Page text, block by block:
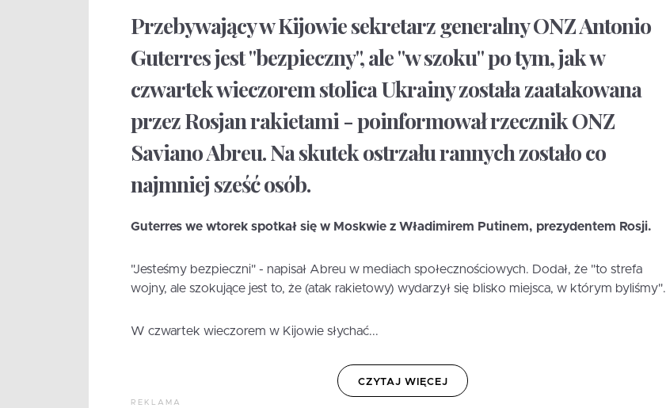
Przebywający w Kijowie sekretarz generalny ONZ Antonio
Guterres jest "bezpieczny", ale "w szoku" po tym, jak w
czwartek wieczorem stolica Ukrainy została zaatakowana
przez Rosjan rakietami - poinformował rzecznik ONZ
Saviano Abreu. Na skutek ostrzału rannych zostało co
najmniej sześć osób.
Guterres we wtorek spotkał się w Moskwie z Władimirem Putinem, prezydentem Rosji.
"Jesteśmy bezpieczni" - napisał Abreu w mediach społecznościowych. Dodał, że "to strefa
wojny, ale szokujące jest to, że (atak rakietowy) wydarzył się blisko miejsca, w którym byliśmy".
W czwartek wieczorem w Kijowie słychać...
CZYTAJ WIĘCEJ
REKLAMA